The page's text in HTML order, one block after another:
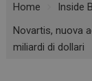
Home
Inside
Novartis, nuova
miliardi di dollari